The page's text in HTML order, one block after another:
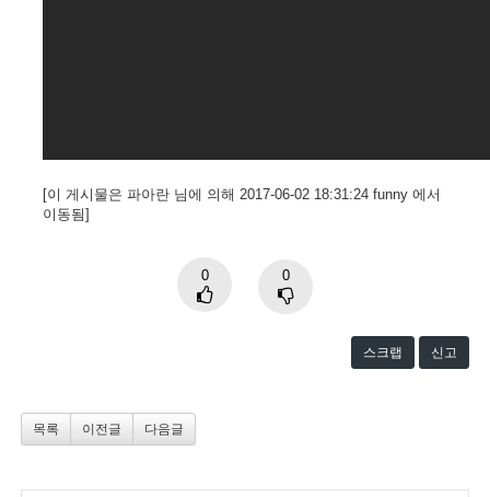
[이 게시물은 파아란 님에 의해 2017-06-02 18:31:24 funny 에서
이동됨]
0 0
스크랩 신고
목록 이전글 다음글